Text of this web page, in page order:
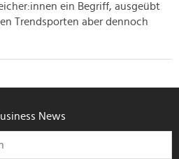
und Analysen weiter. Unsere
möglicherweise mit
die Sie ihnen bereitgestellt
Ihrer Nutzung der Dienste
ein Begriff, ausgeübt
Trendsporten aber dennoch
News